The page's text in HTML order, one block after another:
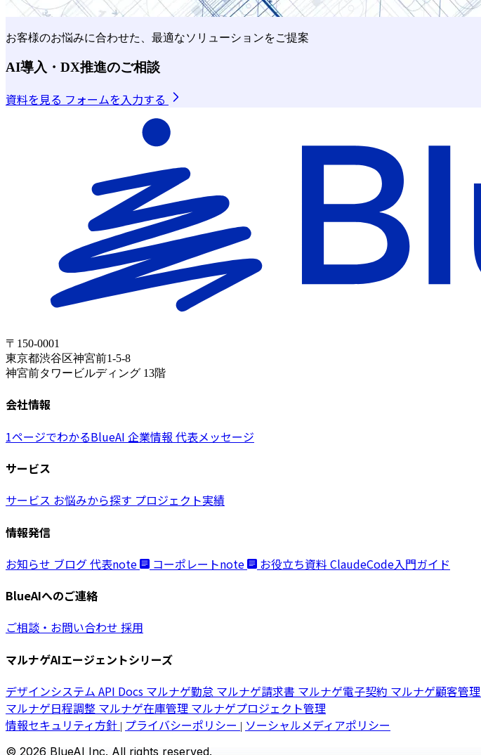
お客様のお悩みに合わせた、最適なソリューションをご提案
AI導入・DX推進のご相談
資料を見る フォームを入力する
〒150-0001
東京都渋谷区神宮前1-5-8
神宮前タワービルディング 13階
会社情報
1ページでわかるBlueAI 企業情報 代表メッセージ
サービス
サービス お悩みから探す プロジェクト実績
情報発信
お知らせ ブログ代表note コーポレートnote お役立ち資料 ClaudeCode入門ガイド
BlueAIへのご連絡
ご相談・お問い合わせ 採用
マルナゲAIエージェントシリーズ
デザインシステム API Docs マルナゲ勤怠 マルナゲ請求書 マルナゲ電子契約 マルナゲ顧客管理
マルナゲ日程調整 マルナゲ在庫管理 マルナゲプロジェクト管理
情報セキュリティ方針 | プライバシーポリシー | ソーシャルメディアポリシー
© 2026 BlueAI Inc. All rights reserved.